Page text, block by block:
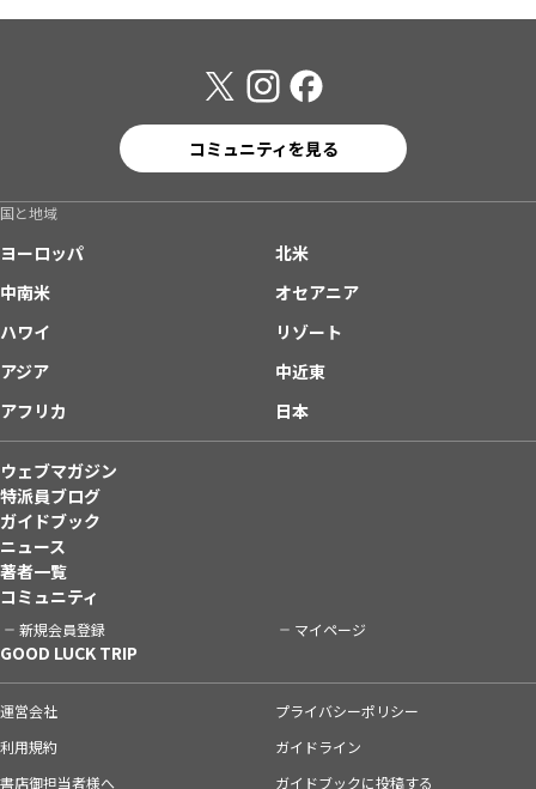
コミュニティを見る
国と地域
ヨーロッパ
北米
中南米
オセアニア
ハワイ
リゾート
アジア
中近東
アフリカ
日本
ウェブマガジン
特派員ブログ
ガイドブック
ニュース
著者一覧
コミュニティ
新規会員登録 マイページ
GOOD LUCK TRIP
運営会社
プライバシーポリシー
利用規約
ガイドライン
書店御担当者様へ
ガイドブックに投稿する